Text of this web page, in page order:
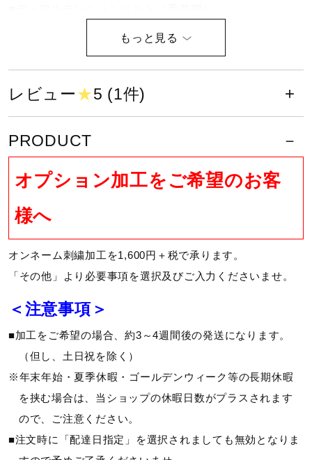
採用。中央部には高いテンションをかけ、手首をしっか
りホールド。両端部には低いテンションにすることで、
段とアップ。指の力がスムーズにグリップへと伝わりま
す。
■パワーアーク専用ワイドロングベルト（手首ベルト
部）
従来品よりも幅広のロングベルトを搭載。手首のホール
ド感を高めます。
握り手のグリップ力を確かにサポー
限に引き出します
サイズ
22～27cm
レビュー★5 (1件)
PRODUCT
オプション加工をご希望のお客
様へ
オンネーム刺繍加工を1,600円＋税で承ります。
「その他」より必要事項を選択及びご入力くださいませ。
＜注意事項＞
■加工をご希望の場合、約3～4週間後の発送になります。
（但し、土日祝を除く）
※年末年始・夏季休暇・ゴールデンウィーク等の長期休暇
を挟む場合は、当ショップの休暇日数がプラスされます
ので、ご注意ください。
■注文時に「配達日指定」を選択されましても無効となりま